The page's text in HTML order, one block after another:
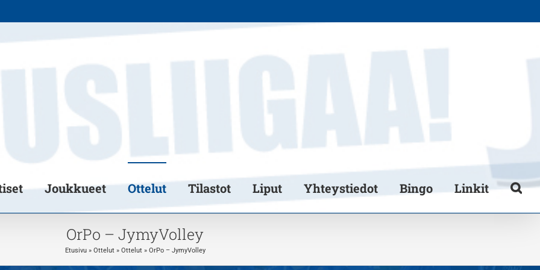
Joukkueet Ottelut Tilastot Liput Yhteystiedot Bingo Linkit
OrPo – JymyVolley
Etusivu» Ottelut» Ottelut» OrPo – JymyVolley